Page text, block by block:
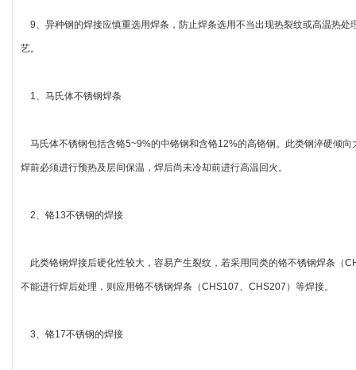
9、异种钢的焊接应慎重选用焊条，防止焊条选用不当出现热裂纹或高温热
艺。
1、马氏体不锈钢焊条
马氏体不锈钢包括含铬5~9%的中铬钢和含铬12%的高铬钢。此类钢淬硬倾
焊前必须进行预热及层间保温，焊后尚未冷却前进行高温回火。
2、铬13不锈钢的焊接
此类铬钢焊接后硬化性较大，容易产生裂纹，若采用同类的铬不锈钢焊条
不能进行焊后处理，则应用铬不锈钢焊条（CHS107、CHS207）等焊接。
3、铬17不锈钢的焊接